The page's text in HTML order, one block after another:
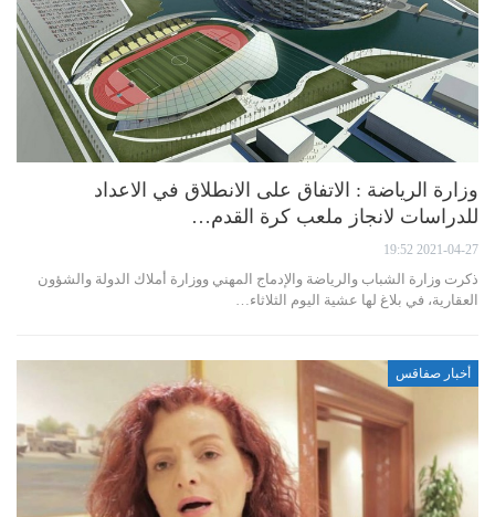
وزارة الرياضة : الاتفاق على الانطلاق في الاعداد
للدراسات لانجاز ملعب كرة القدم…
2021-04-27 19:52
ذكرت وزارة الشباب والرياضة والإدماج المهني ووزارة أملاك الدولة والشؤون
العقارية، في بلاغ لها عشية اليوم الثلاثاء…
أخبار صفاقس